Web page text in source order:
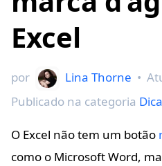
Excel
por Lina Thorne •
Publicado na categoria
O Excel não tem um botão
como o Microsoft Word,